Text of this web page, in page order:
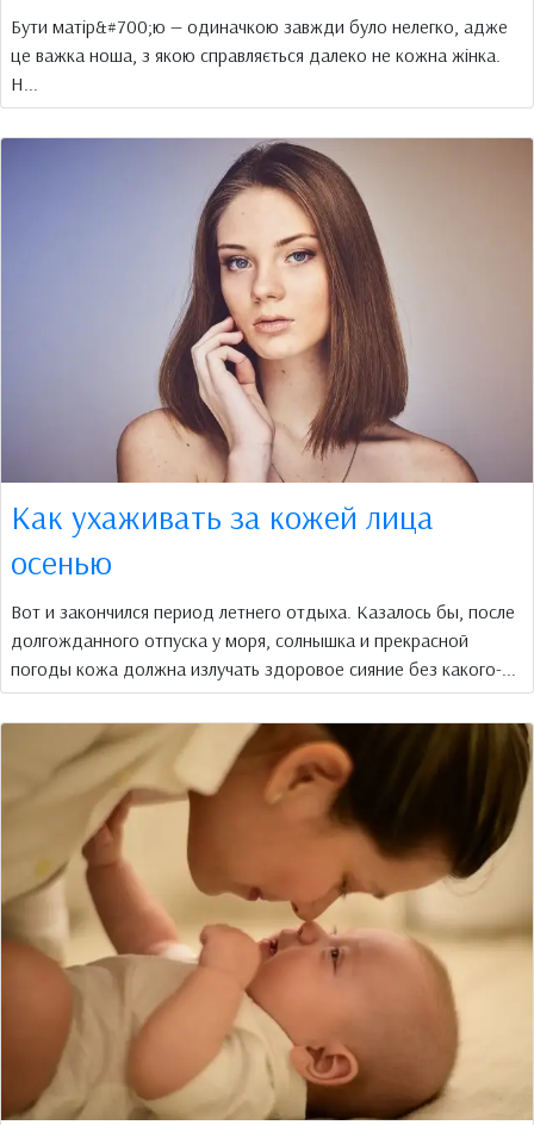
Бути матір&#700;ю — одиначкою завжди було нелегко, адже
це важка ноша, з якою справляється далеко не кожна жінка.
Н...
Как ухаживать за кожей лица
осенью
Вот и закончился период летнего отдыха. Казалось бы, после
долгожданного отпуска у моря, солнышка и прекрасной
погоды кожа должна излучать здоровое сияние без какого-...